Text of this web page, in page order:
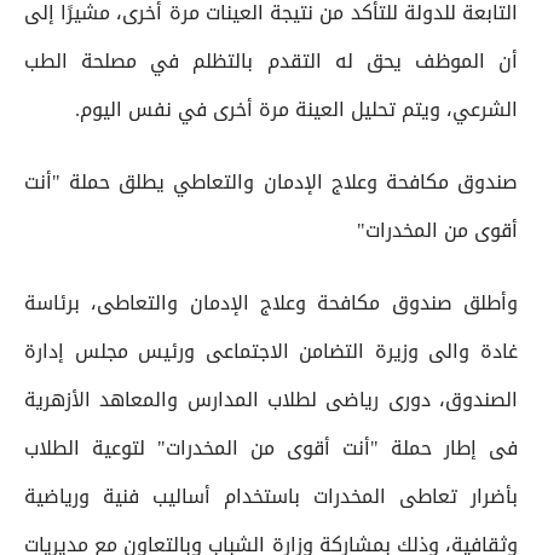
التابعة للدولة للتأكد من نتيجة العينات مرة أخرى، مشيرًا إلى
أن الموظف يحق له التقدم بالتظلم في مصلحة الطب
الشرعي، ويتم تحليل العينة مرة أخرى في نفس اليوم.
صندوق مكافحة وعلاج الإدمان والتعاطي يطلق حملة "أنت
أقوى من المخدرات"
وأطلق صندوق مكافحة وعلاج الإدمان والتعاطى، برئاسة
غادة والى وزيرة التضامن الاجتماعى ورئيس مجلس إدارة
الصندوق، دورى رياضى لطلاب المدارس والمعاهد الأزهرية
فى إطار حملة "أنت أقوى من المخدرات" لتوعية الطلاب
بأضرار تعاطى المخدرات باستخدام أساليب فنية ورياضية
وثقافية، وذلك بمشاركة وزارة الشباب وبالتعاون مع مديريات